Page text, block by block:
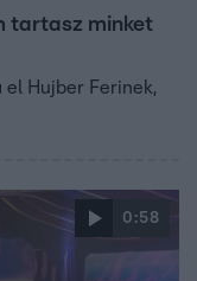
tartasz minket
Hujber Ferinek,
0:58